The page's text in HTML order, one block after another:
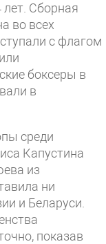
Сборная
во всех
с флагом
боксеры в
в
среди
Капустина
из
ни
и Беларуси.
показав